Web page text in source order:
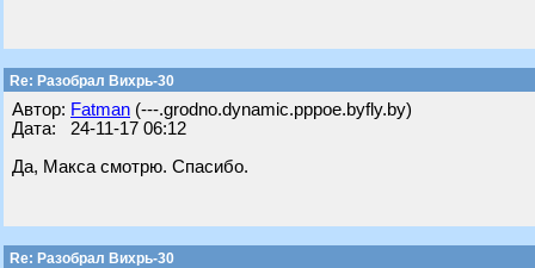
Re: Разобрал Вихрь-30
Автор: Fatman (---.grodno.dynamic.pppoe.byfly.by)
Дата: 24-11-17 06:12
Да, Макса смотрю. Спасибо.
Re: Разобрал Вихрь-30